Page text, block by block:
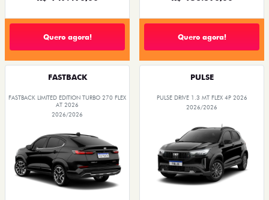
Quero agora! Quero agora!
FASTBACK
FASTBACK LIMITED EDITION TURBO 270 FLEX
AT 2026
2026/2026
PULSE
PULSE DRIVE 1.3 MT FLEX 4P 2026
2026/2026